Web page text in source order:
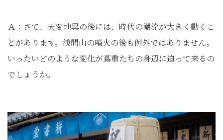
Ａ：さて、天変地異の後には、時代の潮流が大きく動くこ
とがあります。浅間山の噴火の後も例外ではありません。
いったいどのような変化が蔦重たちの身辺に迫って来るの
でしょうか。